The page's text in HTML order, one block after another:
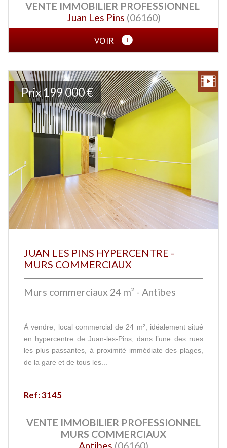
VENTE IMMOBILIER PROFESSIONNEL
Juan Les Pins (06160)
VOIR
Prix199 000 €
JUAN LES PINS HYPERCENTRE -
MURS COMMERCIAUX
Murs commerciaux 24 m² - Antibes
À vendre, local commercial de 24 m², idéalement situé
en hypercentre de Juan-les-Pins, dans l’une des rues
les plus passantes, à proximité immédiate des plages,
de la gare et de tous les...
Ref: 3145
VENTE IMMOBILIER PROFESSIONNEL
MURS COMMERCIAUX
Antibes (06160)